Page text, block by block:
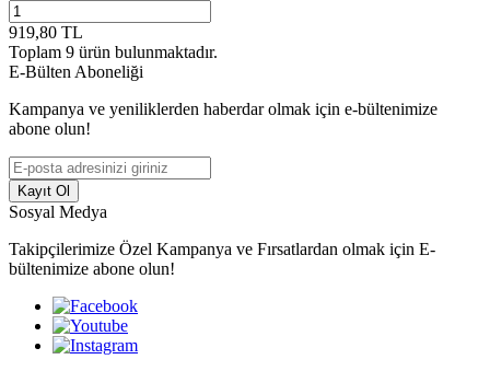
919,80 TL
Toplam 9 ürün bulunmaktadır.
E-Bülten Aboneliği
Kampanya ve yeniliklerden haberdar olmak için e-bültenimize
abone olun!
Kayıt Ol
Sosyal Medya
Takipçilerimize Özel Kampanya ve Fırsatlardan olmak için E-
bültenimize abone olun!